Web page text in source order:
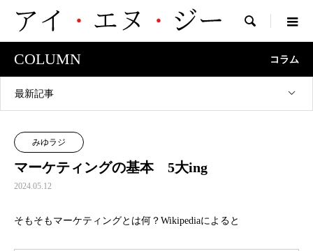

COLUMN コラム
最新記事
みゆラジ
マーケティングの基本 5大ing
2024.05.12
そもそもマーケティングとは何？Wikipediaによると